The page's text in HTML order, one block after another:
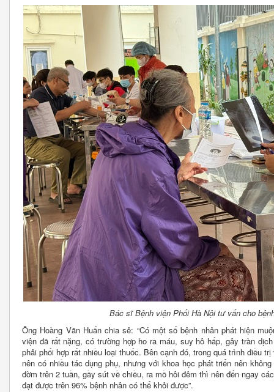
Bác sĩ Bệnh viện Phổi Hà Nội tư vấn cho
Ông Hoàng Văn Huấn chia sẻ: “Có một số bệnh nhân phát hiện
viện đã rất nặng, có trường hợp ho ra máu, suy hô hấp, gây tràn
phải phối hợp rất nhiều loại thuốc. Bên cạnh đó, trong quá trình điều
nên có nhiều tác dụng phụ, nhưng với khoa học phát triển nên
đờm trên 2 tuần, gầy sút về chiều, ra mồ hôi đêm thì nên đến ngay
đạt được trên 96% bệnh nhân có thể khỏi được”.